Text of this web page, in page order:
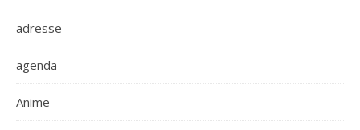
adresse
agenda
Anime